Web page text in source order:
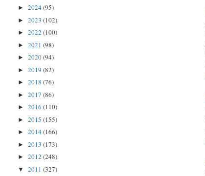
►2024(95)
►2023(102)
►2022(100)
►2021(98)
►2020(94)
►2019(82)
►2018(76)
►2017(86)
►2016(110)
►2015(155)
►2014(166)
►2013(173)
►2012(248)
▼2011(327)